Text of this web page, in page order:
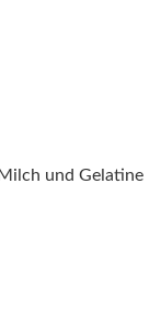
und Gelatine